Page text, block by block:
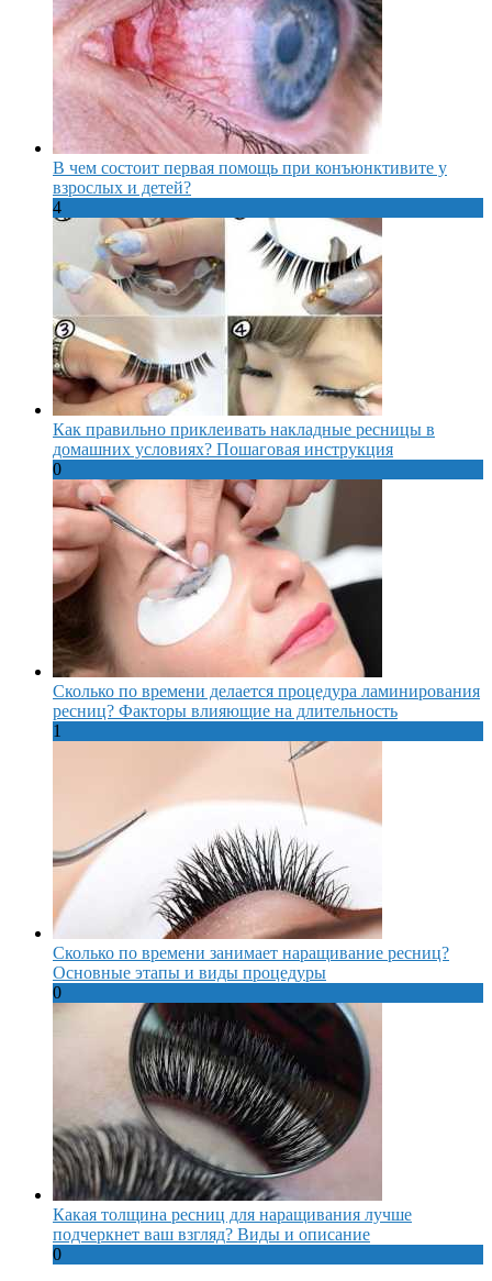
В чем состоит первая помощь при конъюнктивите у
взрослых и детей?
4
Как правильно приклеивать накладные ресницы в
домашних условиях? Пошаговая инструкция
0
Сколько по времени делается процедура ламинирования
ресниц? Факторы влияющие на длительность
1
Сколько по времени занимает наращивание ресниц?
Основные этапы и виды процедуры
0
Какая толщина ресниц для наращивания лучше
подчеркнет ваш взгляд? Виды и описание
0